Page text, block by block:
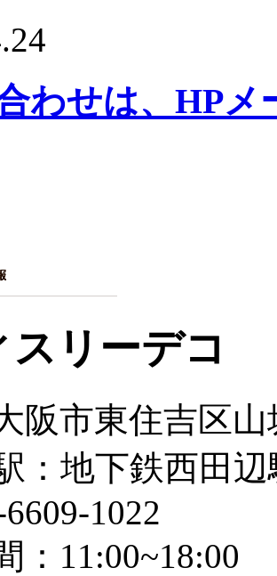
わせは、HP
リーデコ
阪市東住吉区山
：地下鉄西田
1022
：11:00~18:00